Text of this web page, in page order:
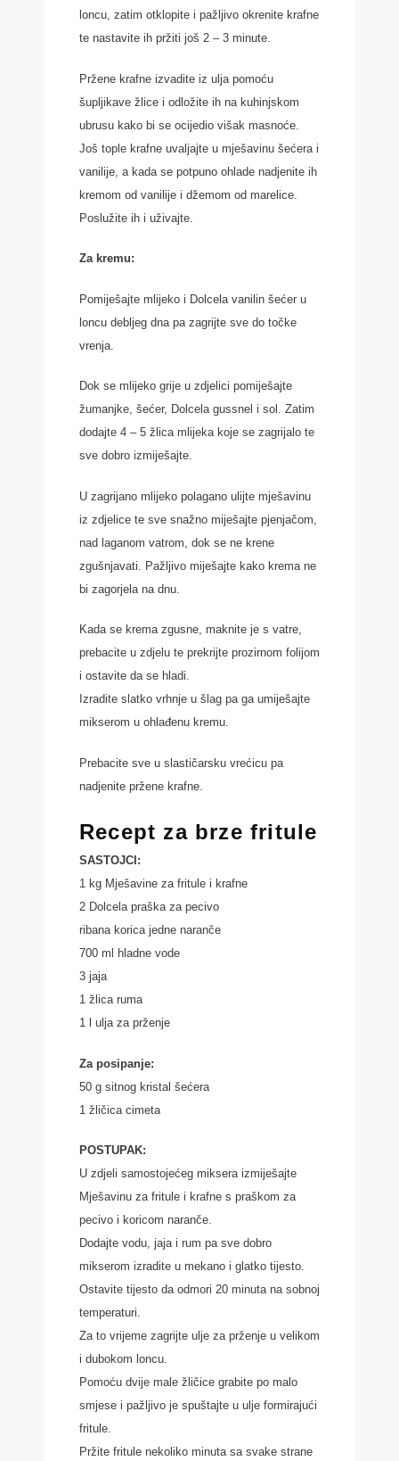
loncu, zatim otklopite i pažljivo okrenite krafne
te nastavite ih pržiti još 2 – 3 minute.
Pržene krafne izvadite iz ulja pomoću
šupljikave žlice i odložite ih na kuhinjskom
ubrusu kako bi se ocijedio višak masnoće.
Još tople krafne uvaljajte u mješavinu šećera i
vanilije, a kada se potpuno ohlade nadjenite ih
kremom od vanilije i džemom od marelice.
Poslužite ih i uživajte.
Za kremu:
Pomiješajte mlijeko i Dolcela vanilin šećer u
loncu debljeg dna pa zagrijte sve do točke
vrenja.
Dok se mlijeko grije u zdjelici pomiješajte
žumanjke, šećer, Dolcela gussnel i sol. Zatim
dodajte 4 – 5 žlica mlijeka koje se zagrijalo te
sve dobro izmiješajte.
U zagrijano mlijeko polagano ulijte mješavinu
iz zdjelice te sve snažno miješajte pjenjačom,
nad laganom vatrom, dok se ne krene
zgušnjavati. Pažljivo miješajte kako krema ne
bi zagorjela na dnu.
Kada se krema zgusne, maknite je s vatre,
prebacite u zdjelu te prekrijte prozirnom folijom
i ostavite da se hladi.
Izradite slatko vrhnje u šlag pa ga umiješajte
mikserom u ohlađenu kremu.
Prebacite sve u slastičarsku vrećicu pa
nadjenite pržene krafne.
Recept za brze fritule
SASTOJCI:
1 kg Mješavine za fritule i krafne
2 Dolcela praška za pecivo
ribana korica jedne naranče
700 ml hladne vode
3 jaja
1 žlica ruma
1 l ulja za prženje
Za posipanje:
50 g sitnog kristal šećera
1 žličica cimeta
POSTUPAK:
U zdjeli samostojećeg miksera izmiješajte
Mješavinu za fritule i krafne s praškom za
pecivo i koricom naranče.
Dodajte vodu, jaja i rum pa sve dobro
mikserom izradite u mekano i glatko tijesto.
Ostavite tijesto da odmori 20 minuta na sobnoj
temperaturi.
Za to vrijeme zagrijte ulje za prženje u velikom
i dubokom loncu.
Pomoću dvije male žličice grabite po malo
smjese i pažljivo je spuštajte u ulje formirajući
fritule.
Pržite fritule nekoliko minuta sa svake strane